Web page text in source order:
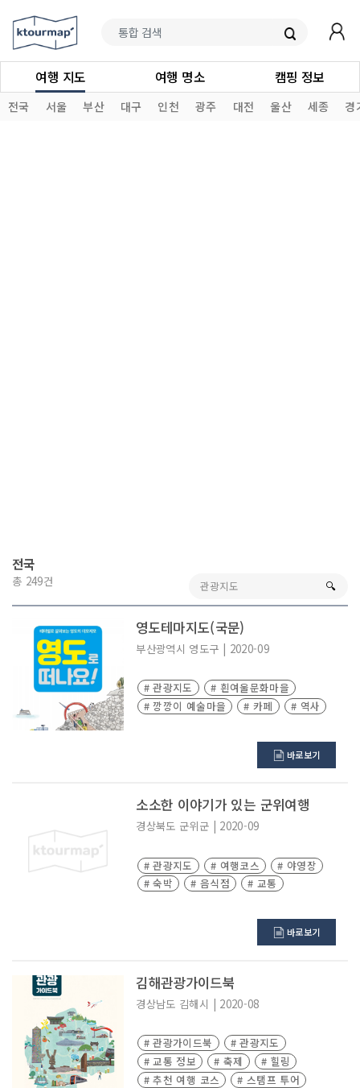
여행 지도 여행 명소 캠핑 정보
전국 서울 부산 대구 인천 광주 대전 울산 세종 경
전국
총 249건 🔍︎
영도테마지도(국문)
부산광역시 영도구 | 2020-09
# 관광지도
# 흰여울문화마을
# 깡깡이 예술마을
# 카페 # 역사
바로보기
소소한 이야기가 있는 군위여행
경상북도 군위군 2020-09
# 관광지도 # 여행코스
# 야영장
# 숙박
# 음식점 # 교통
바로보기
김해관광가이드북
경상남도 김해시 | 2020-08
# 관광가이드북
# 관광지도
# 교통 정보
# 축제
# 힐링
# 추천 여행 코스
# 스탬프 투어